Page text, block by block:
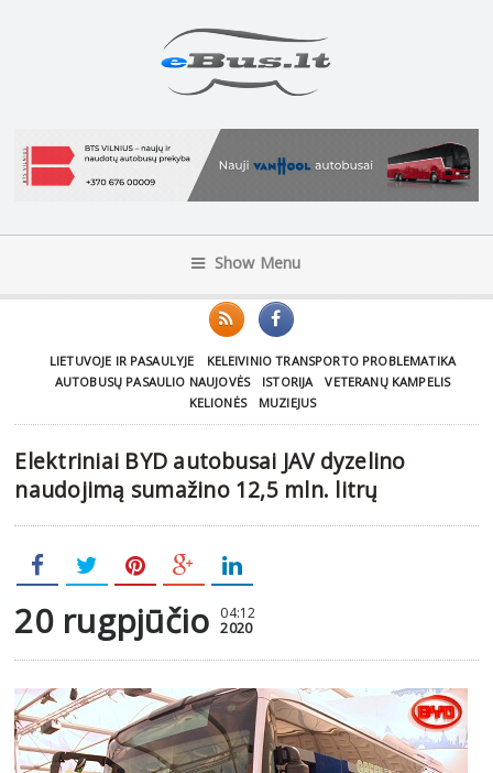
Show Menu
LIETUVOJE IR PASAULYJE
KELEIVINIO TRANSPORTO PROBLEMATIKA
AUTOBUSŲ PASAULIO NAUJOVĖS
ISTORIJA
VETERANŲ KAMPELIS
KELIONĖS
MUZIEJUS
Elektriniai BYD autobusai JAV dyzelino
naudojimą sumažino 12,5 mln. litrų
20 rugpjūčio 04:12
2020